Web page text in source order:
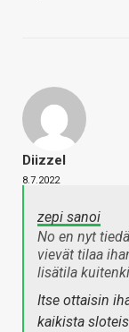
Diizzel
8.7.2022
zepi sanoi
No en nyt
vievät tilaa
lisätila
Itse ottaisin
kaikista